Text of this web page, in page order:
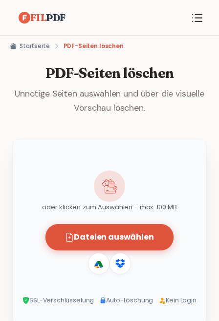
FILPDF
Startseite PDF-Seiten löschen
PDF-Seiten löschen
Unnötige Seiten auswählen und über die visuelle
Vorschau löschen.
oder klicken zum Auswählen - max. 100 MB
Dateien auswählen
SSL-Verschlüsselung Auto-Löschung Kein Login